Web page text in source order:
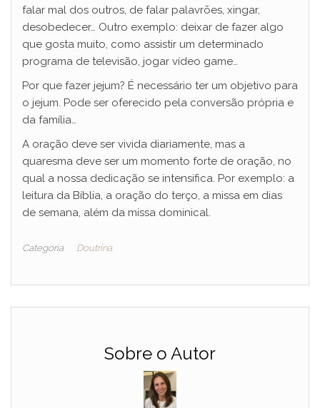
falar mal dos outros, de falar palavrões, xingar,
desobedecer… Outro exemplo: deixar de fazer algo
que gosta muito, como assistir um determinado
programa de televisão, jogar vídeo game…
Por que fazer jejum? É necessário ter um objetivo para
o jejum. Pode ser oferecido pela conversão própria e
da família…
A oração deve ser vivida diariamente, mas a
quaresma deve ser um momento forte de oração, no
qual a nossa dedicação se intensifica. Por exemplo: a
leitura da Bíblia, a oração do terço, a missa em dias
de semana, além da missa dominical.
Categoria Doutrina
Sobre o Autor